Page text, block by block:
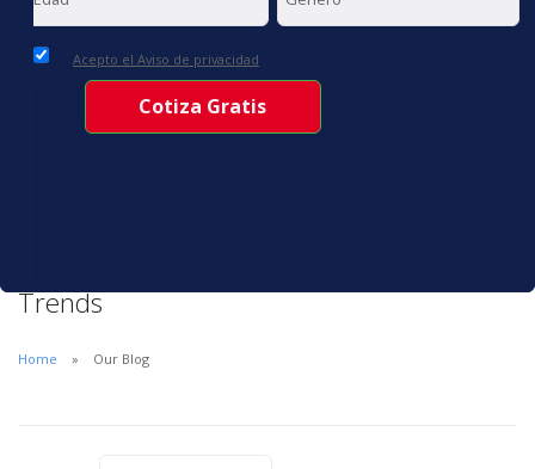
Acepto el Aviso de privacidad
Trends
Home Our Blog